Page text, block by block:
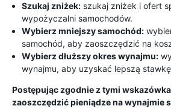
Szukaj zniżek: szukaj zniżek i ofert
wypożyczalni samochodów.
Wybierz mniejszy samochód:
samochód, aby zaoszczędzić na
Wybierz dłuższy okres wynajmu:
wynajmu, aby uzyskać lepszą
Postępując zgodnie z tymi
zaoszczędzić pieniądze na wynajmie